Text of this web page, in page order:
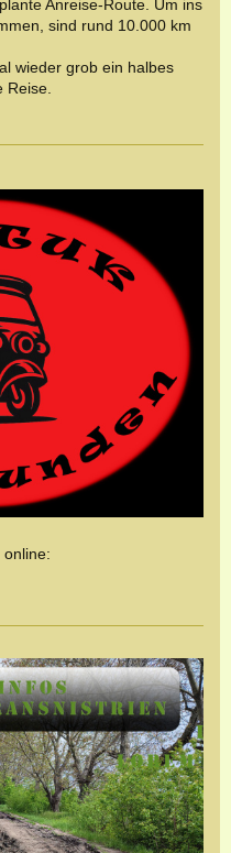
Anreise-Route. Um ins
sind rund 10.000 km
wieder grob ein halbes
online: